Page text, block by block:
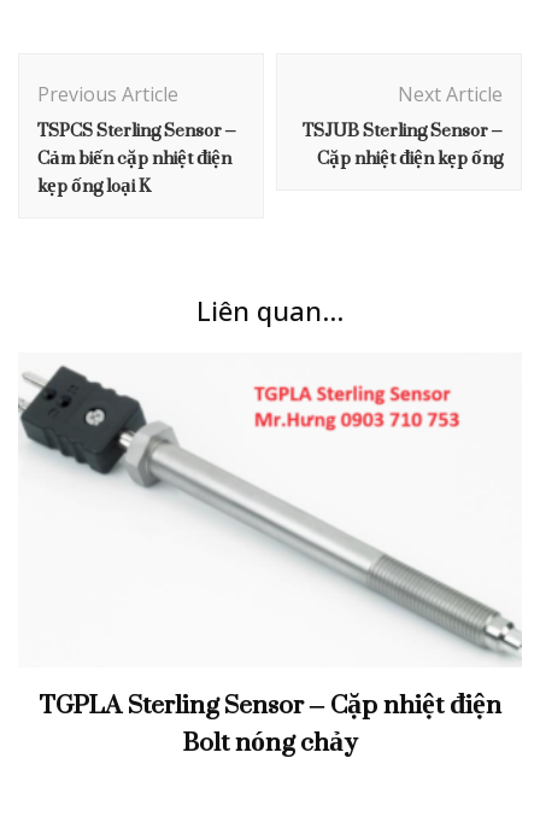
Navigation
Previous Article
TSPCS Sterling Sensor –
Cảm biến cặp nhiệt điện
kẹp ống loại K
Next Article
TSJUB Sterling Sensor –
Cặp nhiệt điện kẹp ống
Liên quan...
TGPLA Sterling Sensor – Cặp nhiệt điện
Bolt nóng chảy